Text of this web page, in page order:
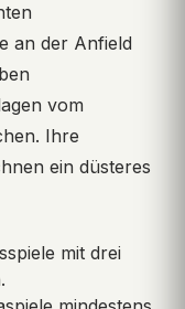
an der Anfield
vom
Ihre
ein düsteres
mit drei